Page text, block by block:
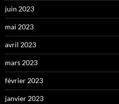
juin 2023
mai 2023
avril 2023
mars 2023
février 2023
janvier 2023